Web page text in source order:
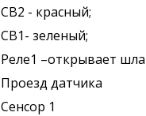
СВ2 - красный;
СВ1- зеленый;
Реле1 –открывает
Проезд датчика
Сенсор 1